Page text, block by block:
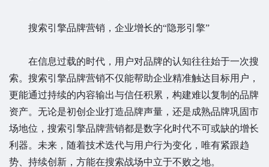
搜索引擎品牌营销，企业增长的“隐形引擎”
在信息过载的时代，用户对品牌的认知往往始于一次搜
索。搜索引擎品牌营销不仅能帮助企业精准触达目标用户，
更能通过持续的内容输出与信任积累，构建难以复制的品牌
资产。无论是初创企业打造品牌声量，还是成熟品牌巩固市
场地位，搜索引擎品牌营销都是数字化时代不可或缺的增长
利器。未来，随着技术迭代与用户行为变化，唯有紧跟趋
势、持续创新，方能在搜索战场中立于不败之地。